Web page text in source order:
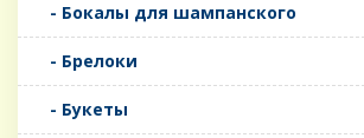
- Бокалы для шампанского
- Брелоки
- Букеты